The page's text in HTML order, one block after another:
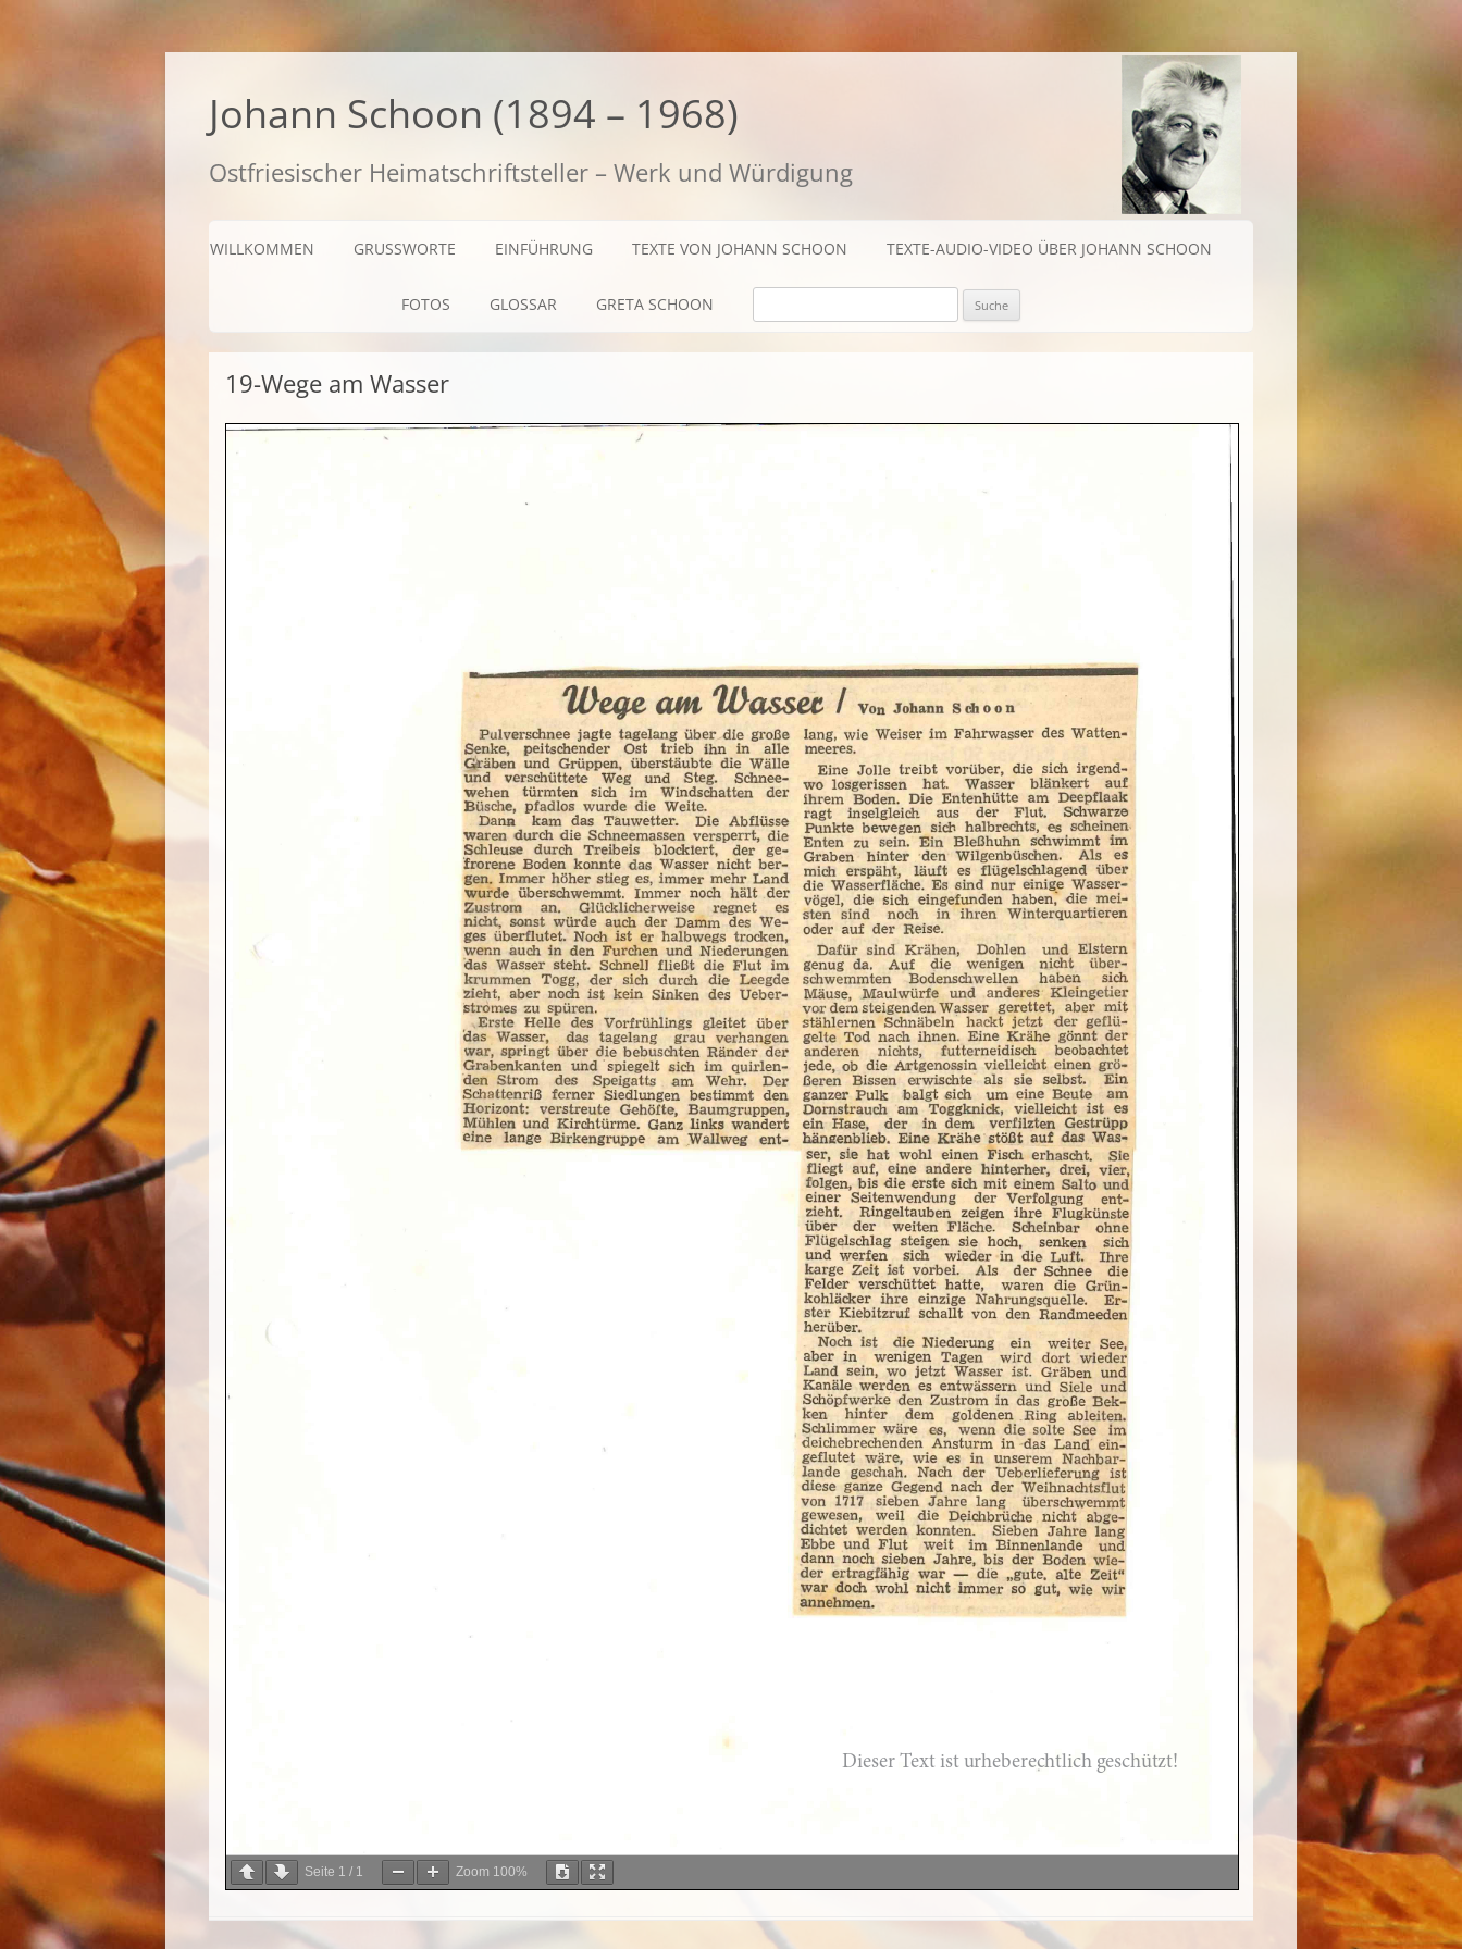
Zum
Johann Schoon (1894 – 1968)
Ostfriesischer Heimatschriftsteller – Werk und Würdigung
WILLKOMMEN GRUSSWORTE EINFÜHRUNG TEXTE VON JOHANN SCHOON TEXTE-AUDIO-VIDEO ÜBER JOHANN SCHOON
FOTOS GLOSSAR GRETA SCHOON
BIOGRAFISCHES
SUCHE NACH:
19-Wege am Wasser
Seite 1 / 1 Zoom 100%